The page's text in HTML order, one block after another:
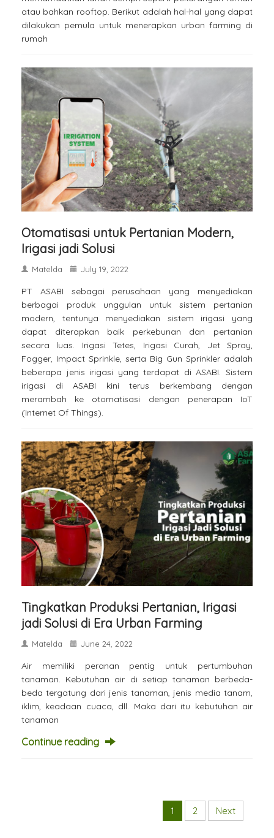
atau bahkan rooftop. Berikut adalah hal-hal yang dapat
dilakukan pemula untuk menerapkan urban farming di
rumah
Otomatisasi untuk Pertanian Modern,
Irigasi jadi Solusi
Matelda July 19, 2022
PT ASABI sebagai perusahaan yang menyediakan
berbagai produk unggulan untuk sistem pertanian
modern, tentunya menyediakan sistem irigasi yang
dapat diterapkan baik perkebunan dan pertanian
secara luas. Irigasi Tetes, Irigasi Curah, Jet Spray,
Fogger, Impact Sprinkle, serta Big Gun Sprinkler adalah
beberapa jenis irigasi yang terdapat di ASABI. Sistem
irigasi di ASABI kini terus berkembang dengan
merambah ke otomatisasi dengan penerapan IoT
(Internet Of Things).
Tingkatkan Produksi Pertanian, Irigasi
jadi Solusi di Era Urban Farming
Matelda June 24, 2022
Air memiliki peranan pentig untuk pertumbuhan
tanaman. Kebutuhan air di setiap tanaman berbeda-
beda tergatung dari jenis tanaman, jenis media tanam,
iklim, keadaan cuaca, dll. Maka dari itu kebutuhan air
tanaman
Continue reading
1 2 Next